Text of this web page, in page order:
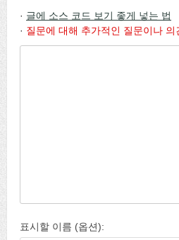
· 글에 소스 코드 보기 좋게 넣는 법
· 질문에 대해 추가적인 질문이나
표시할 이름 (옵션):